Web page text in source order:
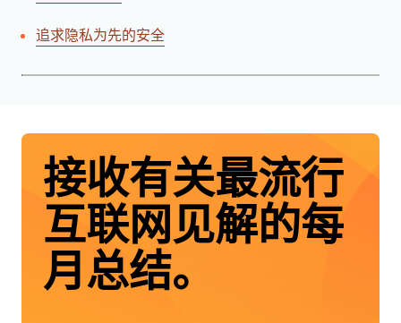
追求隐私为先的安全
接收有关最流行
互联网见解的每
月总结。